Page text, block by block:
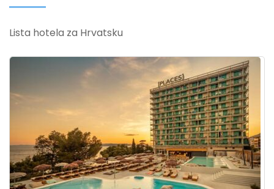
Lista hotela za Hrvatsku